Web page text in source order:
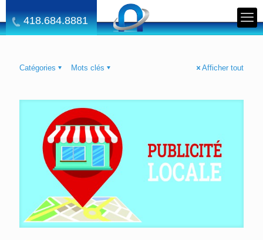
418.684.8881
Catégories Mots clés Afficher tout